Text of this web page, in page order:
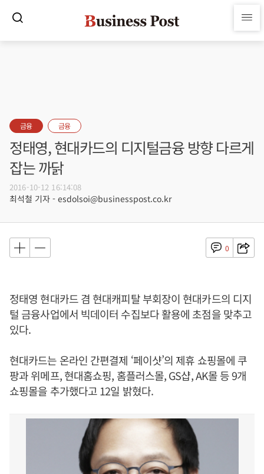
금융 금융
정태영, 현대카드의 디지털금융 방향 다르게
잡는 까닭
2016-10-12 16:14:08
최석철 기자 - esdolsoi@businesspost.co.kr
0
정태영 현대카드 겸 현대캐피탈 부회장이 현대카드의 디지
털 금융사업에서 빅데이터 수집보다 활용에 초점을 맞추고
있다.
현대카드는 온라인 간편결제 ‘페이샷’의 제휴 쇼핑몰에 쿠
팡과 위메프, 현대홈쇼핑, 홈플러스몰, GS샵, AK몰 등 9개
쇼핑몰을 추가했다고 12일 밝혔다.